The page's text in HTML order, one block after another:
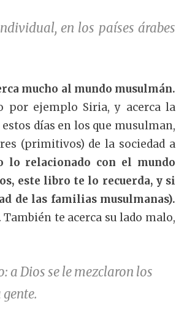
en los países árabes
mucho al mundo musulmán.
por ejemplo Siria, y acerca la
días en los que musulman,
(primitivos) de la sociedad a
lo relacionado con el mundo
este libro te lo recuerda, y si
de las familias musulmanas).
te acerca su lado malo,
a Dios se le mezclaron los